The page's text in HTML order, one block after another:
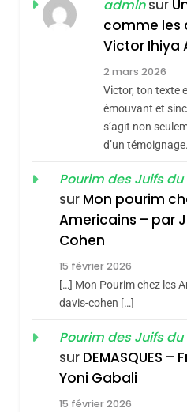
Maroc :
De
De
Du
DAFINA
Oeil
CINEMA
«Tu Dis
Boy
3
SOUVENIRS
4
adminsur
comme les
Victor Ihiya
2 mars 2026
Victor, ton texte
émouvant et
s’agit non
d’un
Pourim des Juifs du
sur Mon pourim
Americains – par
Cohen
15 février 2026
[…] Mon Pourim chez les
davis-cohen […]
Pourim des Juifs du
sur DEMASQUES –
Yoni Gabali
15 février 2026